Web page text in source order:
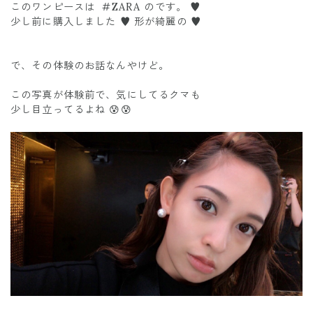
このワンピースは #ZARA のです。 ♥️
少し前に購入しました ♥️ 形が綺麗の ♥️
で、その体験のお話なんやけど。
この写真が体験前で、気にしてるクマも
少し目立ってるよね 😰😰